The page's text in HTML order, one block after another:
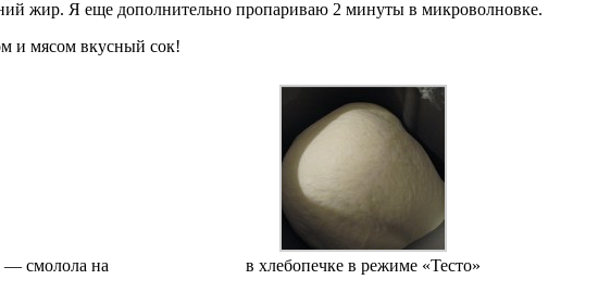
жир. Я еще дополнительно пропариваю 2 минуты в микроволновке.
и мясом вкусный сок!
— смолола на
в хлебопечке в режиме «Тесто»